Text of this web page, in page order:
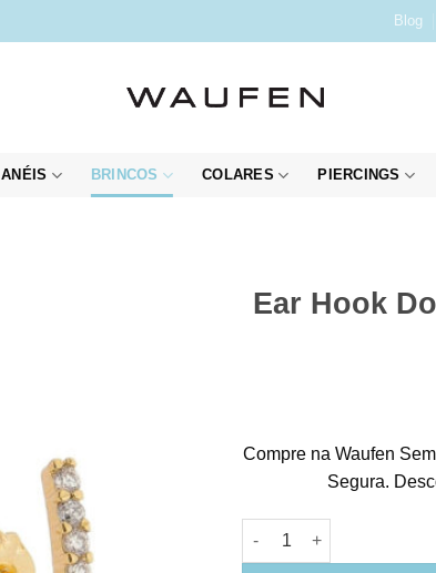
Blog
ANÉIS BRINCOS COLARES PIERCINGS
Ear Hook
Compre na Waufen
Segura.
Ear Hook Dourado